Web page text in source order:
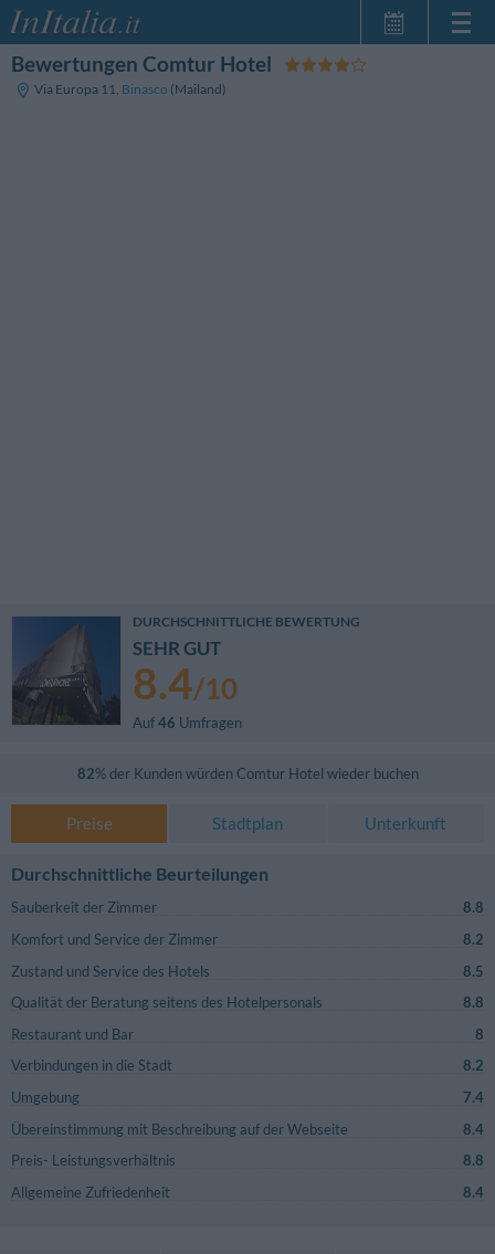
Startseite
Bewertungen Comtur Hotel
Via Europa 11, Binasco (Mailand)
DURCHSCHNITTLICHE BEWERTUNG
SEHR GUT
8.4/10
Auf46 Umfragen
82% der Kunden würdenComtur Hotel wieder buchen
Preise Stadtplan Unterkunft
Durchschnittliche Beurteilungen
Sauberkeit der Zimmer
8.8
Komfort und Service der Zimmer
8.2
Zustand und Service des Hotels
8.5
Qualität der Beratung seitens des Hotelpersonals
8.8
Restaurant und Bar
8
Verbindungen in die Stadt
8.2
Umgebung
7.4
Übereinstimmung mit Beschreibung auf der Webseite
8.4
Preis- Leistungsverhältnis
8.8
Allgemeine Zufriedenheit
8.4